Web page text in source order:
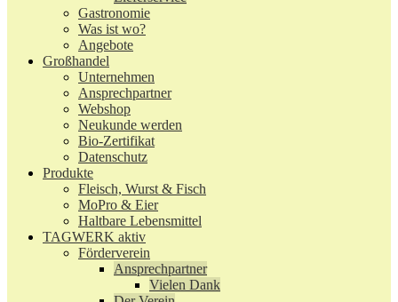
Gastronomie
Was ist wo?
Angebote
Großhandel
Unternehmen
Ansprechpartner
Webshop
Neukunde werden
Bio-Zertifikat
Datenschutz
Produkte
Fleisch, Wurst & Fisch
MoPro & Eier
Haltbare Lebensmittel
TAGWERK aktiv
Förderverein
Ansprechpartner
Vielen Dank